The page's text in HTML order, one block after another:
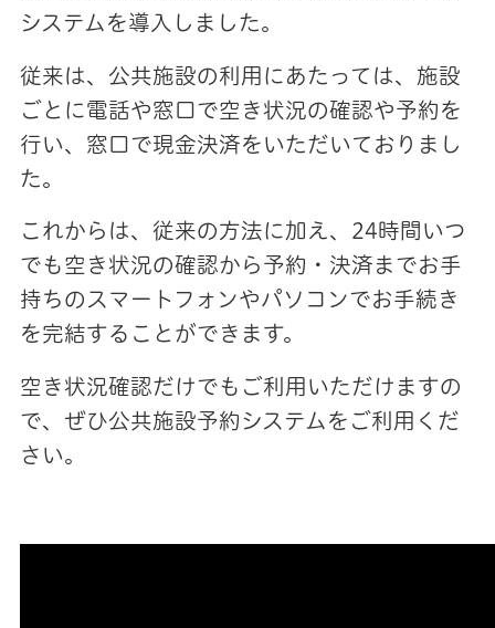
システムを導入しました。
従来は、公共施設の利用にあたっては、施設
ごとに電話や窓口で空き状況の確認や予約を
行い、窓口で現金決済をいただいておりまし
た。
これからは、従来の方法に加え、24時間いつ
でも空き状況の確認から予約・決済までお手
持ちのスマートフォンやパソコンでお手続き
を完結することができます。
空き状況確認だけでもご利用いただけますの
で、ぜひ公共施設予約システムをご利用くだ
さい。